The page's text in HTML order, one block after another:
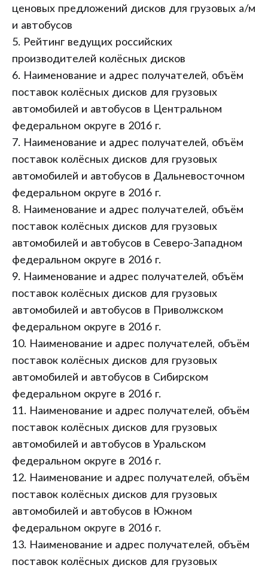
ценовых предложений дисков для грузовых а/м
и автобусов
5. Рейтинг ведущих российских
производителей колёсных дисков
6. Наименование и адрес получателей, объём
поставок колёсных дисков для грузовых
автомобилей и автобусов в Центральном
федеральном округе в 2016 г.
7. Наименование и адрес получателей, объём
поставок колёсных дисков для грузовых
автомобилей и автобусов в Дальневосточном
федеральном округе в 2016 г.
8. Наименование и адрес получателей, объём
поставок колёсных дисков для грузовых
автомобилей и автобусов в Северо-Западном
федеральном округе в 2016 г.
9. Наименование и адрес получателей, объём
поставок колёсных дисков для грузовых
автомобилей и автобусов в Приволжском
федеральном округе в 2016 г.
10. Наименование и адрес получателей, объём
поставок колёсных дисков для грузовых
автомобилей и автобусов в Сибирском
федеральном округе в 2016 г.
11. Наименование и адрес получателей, объём
поставок колёсных дисков для грузовых
автомобилей и автобусов в Уральском
федеральном округе в 2016 г.
12. Наименование и адрес получателей, объём
поставок колёсных дисков для грузовых
автомобилей и автобусов в Южном
федеральном округе в 2016 г.
13. Наименование и адрес получателей, объём
поставок колёсных дисков для грузовых